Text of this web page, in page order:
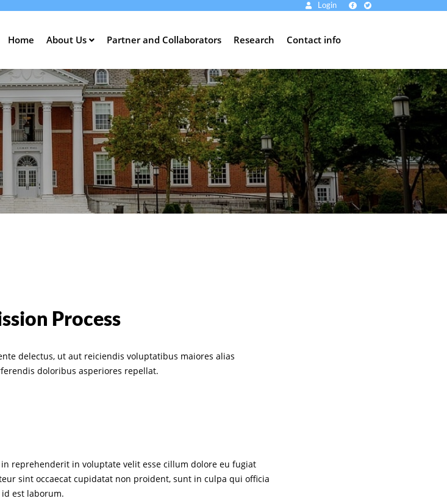
Inhalt
Login
Home About Us Partner and Collaborators Research Contact info
Process
delectus, ut aut reiciendis voluptatibus maiores alias
doloribus asperiores repellat.
reprehenderit in voluptate velit esse cillum dolore eu fugiat
sint occaecat cupidatat non proident, sunt in culpa qui officia
est laborum.